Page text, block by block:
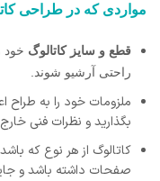
مواردی که در طراحی
قطع و سایز کاتالوگ خود
راحتی آرشیو شوند.
ملزومات خود را به طراح
بگذارید و نظرات فنی
کاتالوگ از هر نوع که
صفحات داشته باشد و